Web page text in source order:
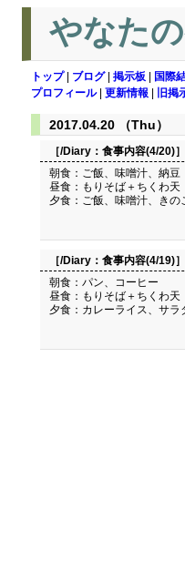
やなた
トップ| ブログ| 掲示板 国際
プロフィール| 更新情報 旧掲
2017.04.20 （Thu）
［/Diary： 食事内容(4/20)］
朝食：ご飯、味噌汁、納豆
昼食：もりそば＋ちくわ天
夕食：ご飯、味噌汁、きの
［/Diary： 食事内容(4/19)］
朝食：パン、コーヒー
昼食：もりそば＋ちくわ天
夕食：カレーライス、サラ